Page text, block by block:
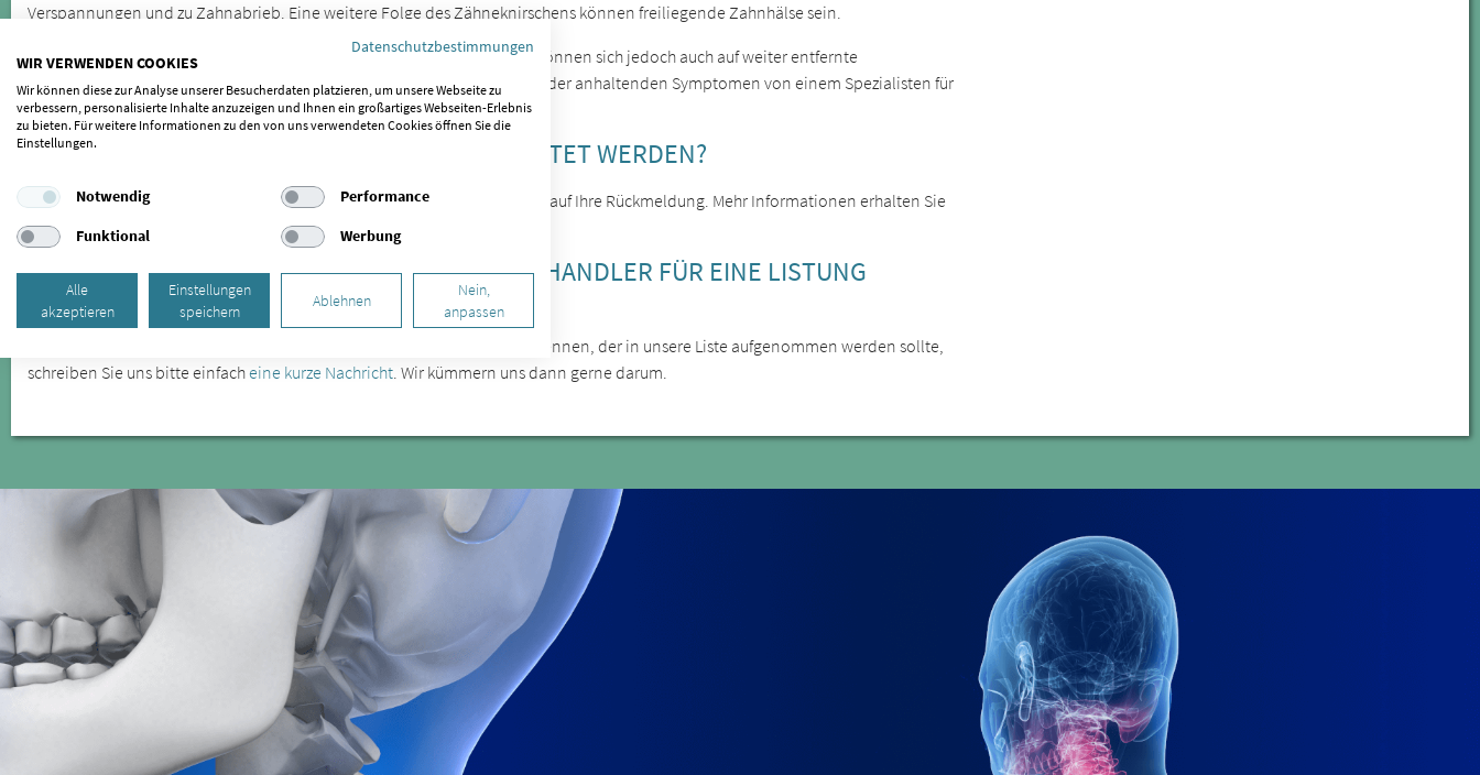
Verspannungen und zu Zahnabrieb. Eine weitere Folge des Zähneknirschens können freiliegende Zahnhälse sein.
Kieferfehlstellungen sind die Ursache für Kiefergelenkbeschwerden, sie können sich jedoch auch auf weiter entfernte
Körperregionen auswirken. Lassen Sie sich daher bei wiederkehrenden oder anhaltenden Symptomen von einem Spezialisten für
CMD untersuchen.
SIND SIE BEHANDLER/IN UND MÖCHTEN GELISTET WERDEN?
Wenn auch Sie als Behandler für gelistet werden möchten, freuen wir uns auf Ihre Rückmeldung. Mehr Informationen erhalten Sie
hier.
SIND SIE PATIENT/IN UND MÖCHTEN IHREN BEHANDLER FÜR EINE LISTUNG
EMPFEHLEN?
Sollte Ihr Behandler bisher nicht gelistet sein oder Sie einen Behandler kennen, der in unsere Liste aufgenommen werden sollte,
schreiben Sie uns bitte einfacheine kurze Nachricht . Wir kümmern uns dann gerne darum.
Datenschutzbestimmungen
WIR VERWENDEN COOKIES
Wir können diese zur Analyse unserer Besucherdaten platzieren, um unsere Webseite zu
verbessern, personalisierte Inhalte anzuzeigen und Ihnen ein großartiges Webseiten-Erlebnis
zu bieten. Für weitere Informationen zu den von uns verwendeten Cookies öffnen Sie die
Einstellungen.
Notwendig
Performance
Funktional
Werbung
Alle
akzeptieren
Einstellungen
speichern
Ablehnen
Nein,
anpassen